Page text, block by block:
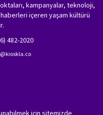
için sitemizde
kampanyalar, teknoloji,
içeren yaşam kültürü
482-2020